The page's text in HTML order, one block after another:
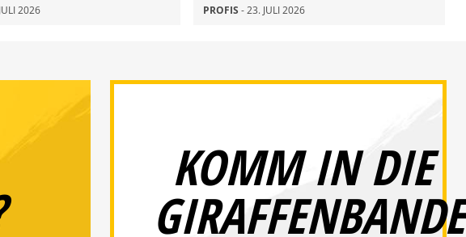
2026 PROFIS - 23. JULI 2026
KOMM IN DIE
GIRAFFENBANDE